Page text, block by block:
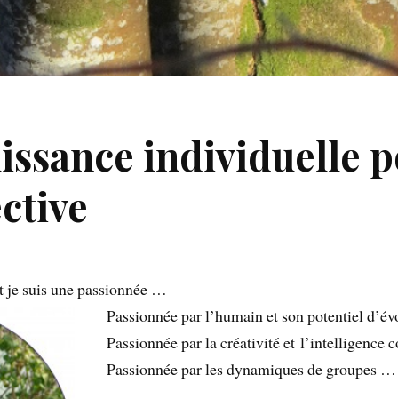
individuelle
je suis une passionnée …
Passionnée par l’humain et son potentiel
Passionnée par la créativité et l’intelligence
Passionnée par les dynamiques de groupes …